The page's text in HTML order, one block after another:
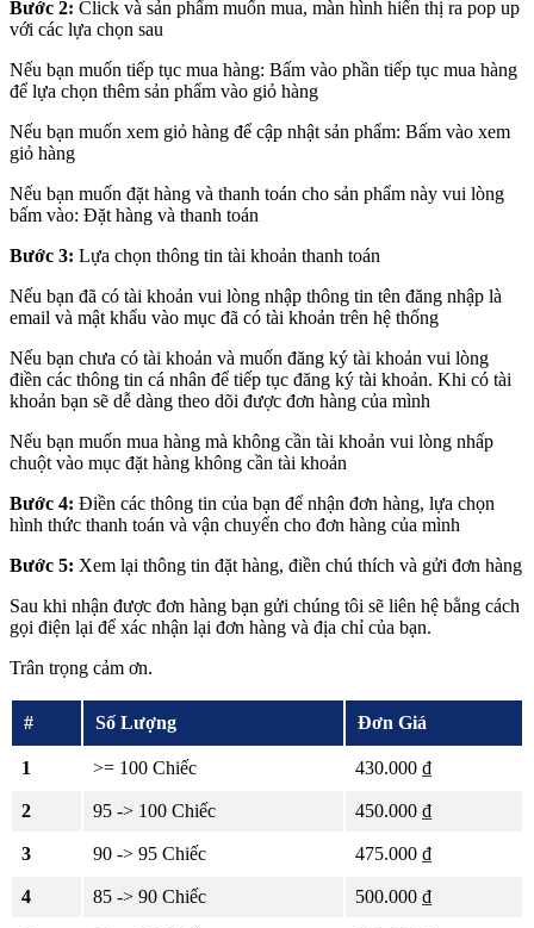
Bước 2: Click và sản phẩm muốn mua, màn hình hiển thị ra pop up
với các lựa chọn sau
Nếu bạn muốn tiếp tục mua hàng: Bấm vào phần tiếp tục mua hàng
để lựa chọn thêm sản phẩm vào giỏ hàng
Nếu bạn muốn xem giỏ hàng để cập nhật sản phẩm: Bấm vào xem
giỏ hàng
Nếu bạn muốn đặt hàng và thanh toán cho sản phẩm này vui lòng
bấm vào: Đặt hàng và thanh toán
Bước 3: Lựa chọn thông tin tài khoản thanh toán
Nếu bạn đã có tài khoản vui lòng nhập thông tin tên đăng nhập là
email và mật khẩu vào mục đã có tài khoản trên hệ thống
Nếu bạn chưa có tài khoản và muốn đăng ký tài khoản vui lòng
điền các thông tin cá nhân để tiếp tục đăng ký tài khoản. Khi có tài
khoản bạn sẽ dễ dàng theo dõi được đơn hàng của mình
Nếu bạn muốn mua hàng mà không cần tài khoản vui lòng nhấp
chuột vào mục đặt hàng không cần tài khoản
Bước 4: Điền các thông tin của bạn để nhận đơn hàng, lựa chọn
hình thức thanh toán và vận chuyển cho đơn hàng của mình
Bước 5: Xem lại thông tin đặt hàng, điền chú thích và gửi đơn hàng
Sau khi nhận được đơn hàng bạn gửi chúng tôi sẽ liên hệ bằng cách
gọi điện lại để xác nhận lại đơn hàng và địa chỉ của bạn.
Trân trọng cảm ơn.
# Số Lượng Đơn Giá
1 >= 100 Chiếc 430.000 ₫
2 95 -> 100 Chiếc 450.000 ₫
3 90 -> 95 Chiếc 475.000 ₫
4 85 -> 90 Chiếc 500.000 ₫